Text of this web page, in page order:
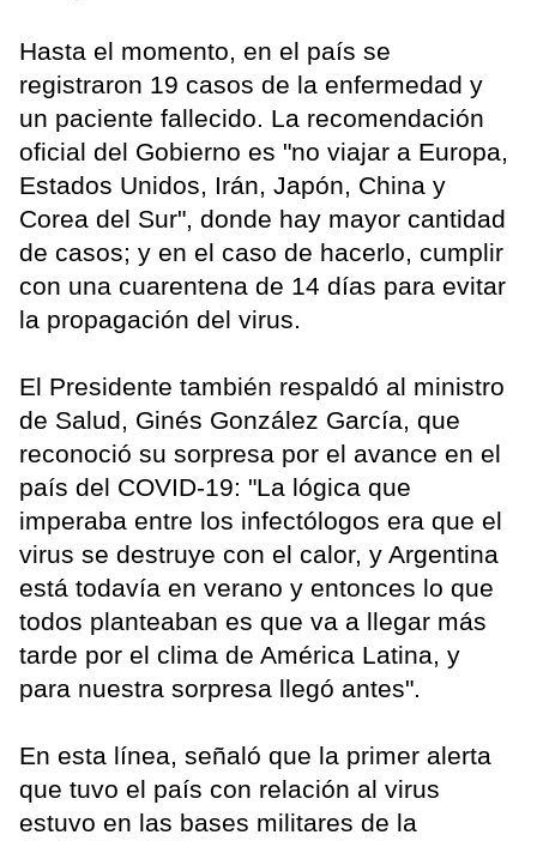
Hasta el momento, en el país se
registraron 19 casos de la enfermedad y
un paciente fallecido. La recomendación
oficial del Gobierno es "no viajar a Europa,
Estados Unidos, Irán, Japón, China y
Corea del Sur", donde hay mayor cantidad
de casos; y en el caso de hacerlo, cumplir
con una cuarentena de 14 días para evitar
la propagación del virus.
El Presidente también respaldó al ministro
de Salud, Ginés González García, que
reconoció su sorpresa por el avance en el
país del COVID-19: "La lógica que
imperaba entre los infectólogos era que el
virus se destruye con el calor, y Argentina
está todavía en verano y entonces lo que
todos planteaban es que va a llegar más
tarde por el clima de América Latina, y
para nuestra sorpresa llegó antes".
En esta línea, señaló que la primer alerta
que tuvo el país con relación al virus
estuvo en las bases militares de la